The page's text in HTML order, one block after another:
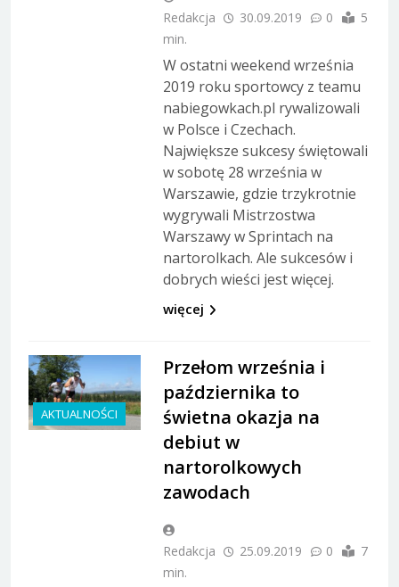
Redakcja 30.09.2019 0
5
min.
W ostatni weekend września
2019 roku sportowcy z teamu
nabiegowkach.pl rywalizowali
w Polsce i Czechach.
Największe sukcesy świętowali
w sobotę 28 września w
Warszawie, gdzie trzykrotnie
wygrywali Mistrzostwa
Warszawy w Sprintach na
nartorolkach. Ale sukcesów i
dobrych wieści jest więcej.
więcej
AKTUALNOŚCI
Przełom września i
października to
świetna okazja na
debiut w
nartorolkowych
zawodach
Redakcja 25.09.2019 0
7
min.